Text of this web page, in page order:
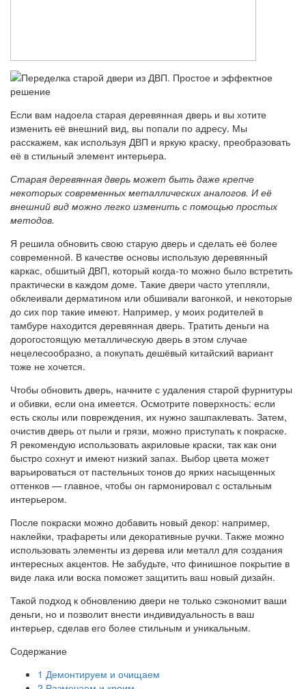
Если вам надоела старая деревянная дверь и вы хотите
изменить её внешний вид, вы попали по адресу. Мы
расскажем, как используя ДВП и яркую краску, преобразовать
её в стильный элемент интерьера.
Старая деревянная дверь может быть даже крепче
некоторых современных металлических аналогов. И её
внешний вид можно легко изменить с помощью простых
методов.
Я решила обновить свою старую дверь и сделать её более
современной. В качестве основы использую деревянный
каркас, обшитый ДВП, который когда-то можно было встретить
практически в каждом доме. Такие двери часто утепляли,
обклеивали дерматином или обшивали вагонкой, и некоторые
до сих пор такие имеют. Например, у моих родителей в
тамбуре находится деревянная дверь. Тратить деньги на
дорогостоящую металлическую дверь в этом случае
нецелесообразно, а покупать дешёвый китайский вариант
тоже не хочется.
Чтобы обновить дверь, начните с удаления старой фурнитуры
и обивки, если она имеется. Осмотрите поверхность: если
есть сколы или повреждения, их нужно зашпаклевать. Затем,
очистив дверь от пыли и грязи, можно приступать к покраске.
Я рекомендую использовать акриловые краски, так как они
быстро сохнут и имеют низкий запах. Выбор цвета может
варьироваться от пастельных тонов до ярких насыщенных
оттенков — главное, чтобы он гармонировал с остальным
интерьером.
После покраски можно добавить новый декор: например,
наклейки, трафареты или декоративные ручки. Также можно
использовать элементы из дерева или металл для создания
интересных акцентов. Не забудьте, что финишное покрытие в
виде лака или воска поможет защитить ваш новый дизайн.
Такой подход к обновлению двери не только сэкономит ваши
деньги, но и позволит внести индивидуальность в ваш
интерьер, сделав его более стильным и уникальным.
Содержание
1 Демонтируем и очищаем